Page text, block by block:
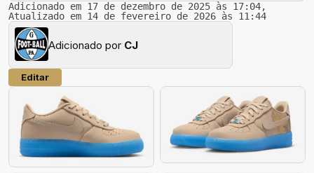
Adicionado em 17 de dezembro de 2025 às 17:04,
Atualizado em 14 de fevereiro de 2026 às 11:44
Adicionado por CJ
Editar